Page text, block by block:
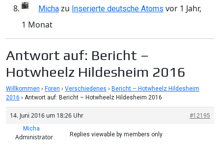
Micha zu Inserierte deutsche Atoms vor 1 Jahr,
1 Monat
Antwort auf: Bericht –
Hotwheelz Hildesheim 2016
Willkommen › Foren › Verschiedenes › Bericht – Hotwheelz Hildesheim
2016 › Antwort auf: Bericht – Hotwheelz Hildesheim 2016
14. Juni 2016 um 18:26 Uhr
#12195
Micha
Administrator Replies viewable by members only